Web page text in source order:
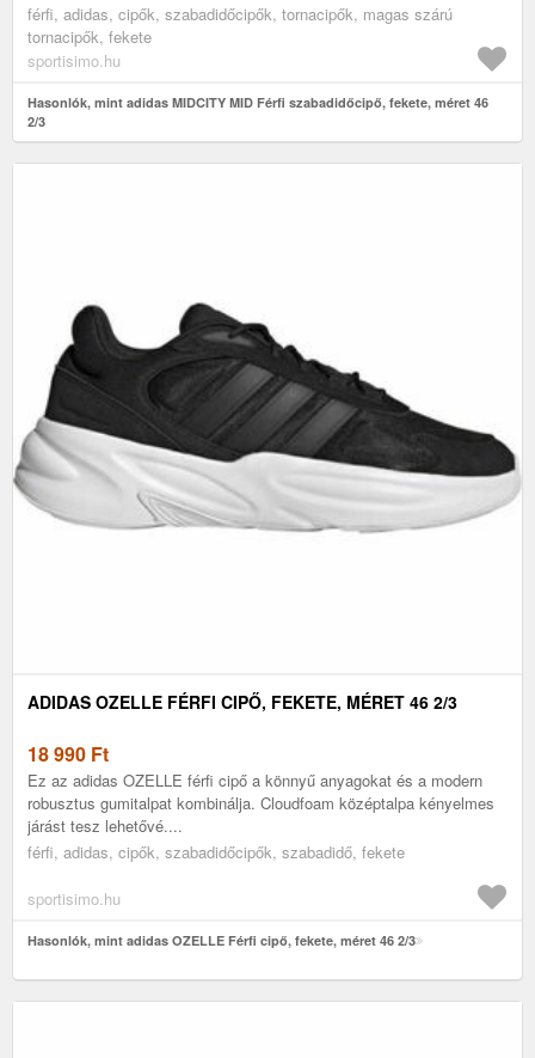
férfi, adidas, cipők, szabadidőcipők, tornacipők, magas szárú
tornacipők, fekete
sportisimo.hu
Hasonlók, mint adidas MIDCITY MID Férfi szabadidőcipő, fekete, méret 46
2/3
ADIDAS OZELLE FÉRFI CIPŐ, FEKETE, MÉRET 46 2/3
18 990 Ft
Ez az adidas OZELLE férfi cipő a könnyű anyagokat és a modern
robusztus gumitalpat kombinálja. Cloudfoam középtalpa kényelmes
járást tesz lehetővé....
férfi, adidas, cipők, szabadidőcipők, szabadidő, fekete
sportisimo.hu
Hasonlók, mint adidas OZELLE Férfi cipő, fekete, méret 46 2/3